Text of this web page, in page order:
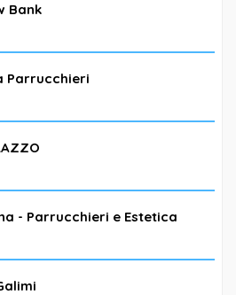
Bank
Parrucchieri
- Parrucchieri e Estetica